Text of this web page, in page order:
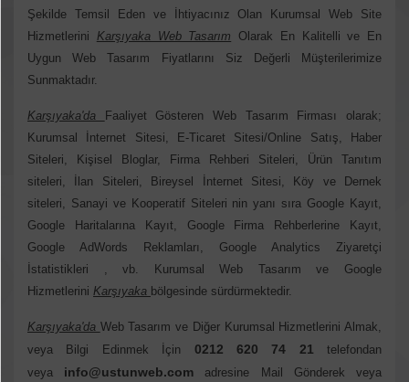
Şekilde Temsil Eden ve İhtiyacınız Olan Kurumsal Web Site
Hizmetlerini Karşıyaka Web Tasarım Olarak En Kalitelli ve En
Uygun Web Tasarım Fiyatlarını Siz Değerli Müşterilerimize
Sunmaktadır.
Karşıyaka'da
Faaliyet Gösteren Web Tasarım Firması olarak;
Kurumsal İnternet Sitesi, E-Ticaret Sitesi/Online Satış, Haber
Siteleri, Kişisel Bloglar, Firma Rehberi Siteleri, Ürün Tanıtım
siteleri, İlan Siteleri, Bireysel İnternet Sitesi, Köy ve Dernek
siteleri, Sanayi ve Kooperatif Siteleri nin yanı sıra Google Kayıt,
Google Haritalarına Kayıt, Google Firma Rehberlerine Kayıt,
Google AdWords Reklamları, Google Analytics Ziyaretçi
İstatistikleri , vb. Kurumsal Web Tasarım ve Google
Hizmetlerini Karşıyaka bölgesinde sürdürmektedir.
Karşıyaka'da Web Tasarım ve Diğer Kurumsal Hizmetlerini Almak,
veya Bilgi Edinmek İçin
0212 620 74 21 telefondan
veya
info@ustunweb.com
adresine Mail Gönderek veya